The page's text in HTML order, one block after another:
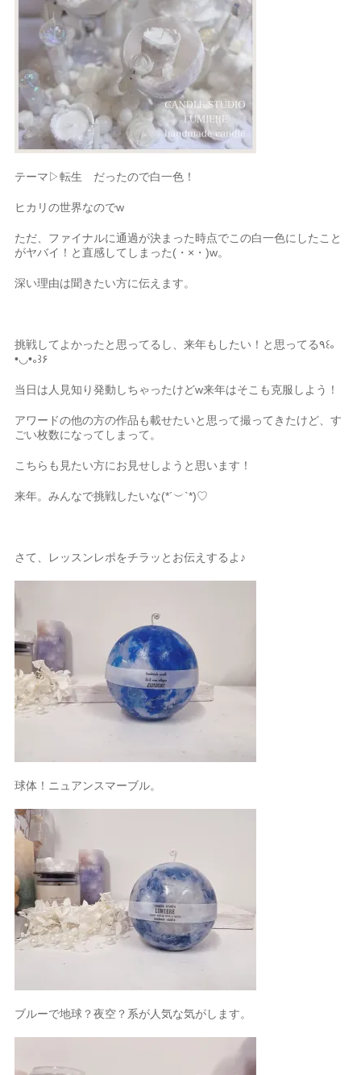
テーマ▷転生 だったので白一色！
ヒカリの世界なのでw
ただ、ファイナルに通過が決まった時点でこの白一色にしたこと
がヤバイ！と直感してしまった(・×・)w。
深い理由は聞きたい方に伝えます。
挑戦してよかったと思ってるし、来年もしたい！と思ってる٩꒰｡
•◡•｡꒱۶
当日は人見知り発動しちゃったけどw来年はそこも克服しよう！
アワードの他の方の作品も載せたいと思って撮ってきたけど、す
ごい枚数になってしまって。
こちらも見たい方にお見せしようと思います！
来年。みんなで挑戦したいな(*´︶`*)♡
さて、レッスンレポをチラッとお伝えするよ♪
球体！ニュアンスマーブル。
ブルーで地球？夜空？系が人気な気がします。